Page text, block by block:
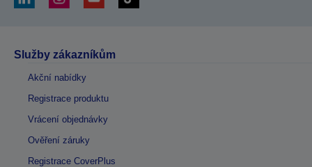
Služby zákazníkům
Akční nabídky
Registrace produktu
Vrácení objednávky
Ověření záruky
Registrace CoverPlus